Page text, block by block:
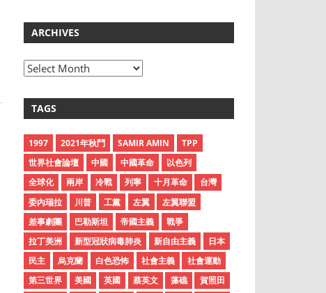
ARCHIVES
A
h
v
e
s
TAGS
1997 2021年秋鬥 SAMIR AMIN
TPP
世界社會論壇
中國 中國革命
以色列
全球化
兩岸 冷戰 列寧 十月革命
台灣
委內瑞拉
川普 工黨 左翼
左翼聯盟
差事劇團
巴勒斯坦 帝國主義
戰爭
拉丁美洲
新型冠狀病毒肺炎 新自由主義
日本
民主
烏克蘭 白色恐怖 社會主義
社會運動
第三世界
美國 英國 蔡英文 藻礁
賀照田